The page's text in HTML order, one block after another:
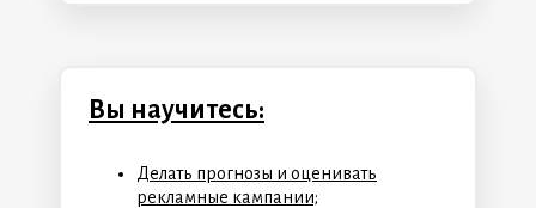
Делать прогнозы и оценивать
рекламные кампании;
Вы научитесь: